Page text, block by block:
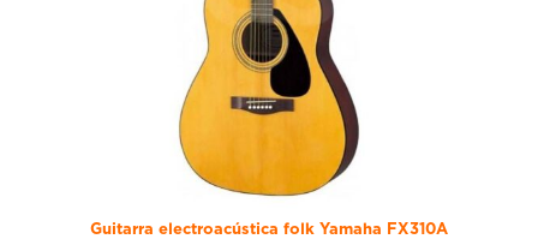
Guitarra electroacústica folk Yamaha FX310A